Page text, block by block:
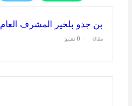
بن جدو بلخير المشرف العام
مقالة
0 تعليق